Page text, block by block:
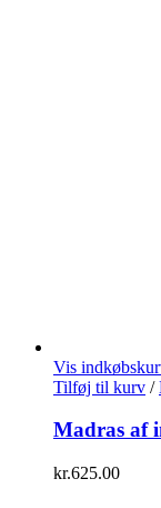
Vis
Tilføj til kurv /
Madras af
kr.625.00